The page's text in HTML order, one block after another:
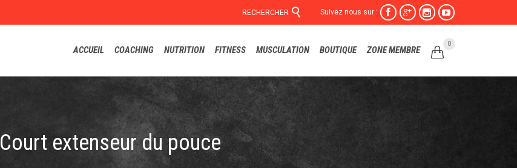
RECHERCHER  Suivez nous sur :    
to
ACCUEIL COACHING NUTRITION FITNESS MUSCULATION BOUTIQUE ZONE MEMBRE 
0
Court extenseur du pouce